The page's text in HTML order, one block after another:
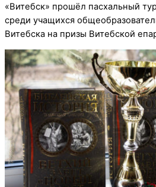
«Витебск» прошёл пасхальный
среди учащихся
Витебска на призы Витебской